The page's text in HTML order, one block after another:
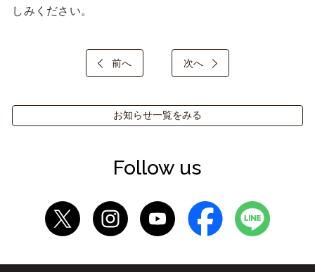
しみください。
前へ 次へ
お知らせ一覧をみる
Follow us